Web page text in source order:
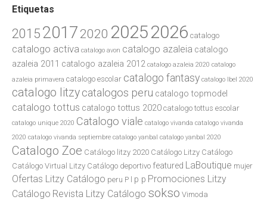
Etiquetas
2015 2017 2020 20252026 catalogo
catalogo activa catalogo avon catalogo azaleia catalogo
azaleia 2011 catalogo azaleia 2012 catalogo azaleia 2020 catalogo
azaleia primavera catalogo escolar catalogo fantasy catalogo lbel 2020
catalogo litzycatalogos peru catalogo topmodel
catalogo tottus catalogo tottus 2020 catalogo tottus escolar
catalogo unique 2020 Catalogo viale catalogo vivanda catalogo vivanda
2020 catalogo vivanda septiembre catalogo yanbal catalogo yanbal 2020
Catalogo Zoe Catálogo litzy 2020 Catálogo Litzy Catálogo
Catálogo Virtual Litzy Catálogo deportivo featured LaBoutique mujer
Ofertas Litzy Catálogo peru P l p p Promociones Litzy
Catálogo Revista Litzy Catálogo sokso Vimoda